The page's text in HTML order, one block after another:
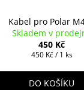
Kabel pro Polar
Skladem v
450 Kč
Měrná
450 Kč / 1 ks
DO KOŠÍKU